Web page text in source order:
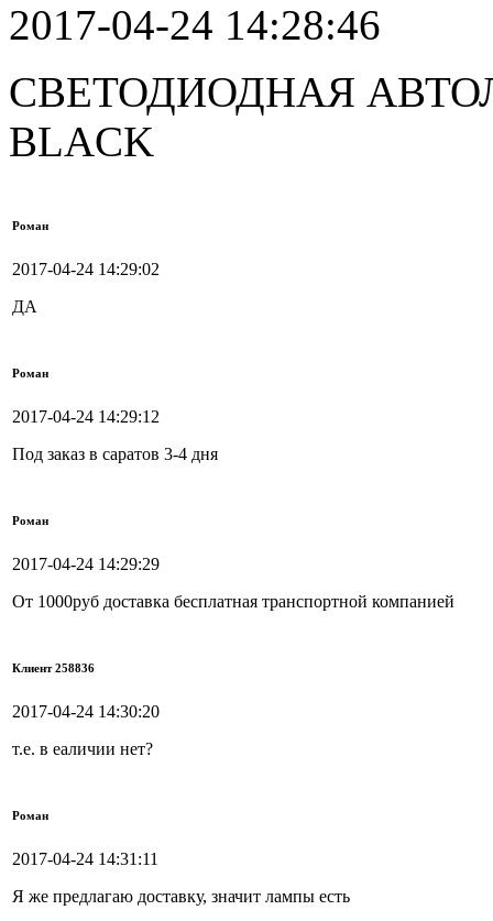
2017-04-24 14:28:46
СВЕТОДИОДНАЯ
BLACK
Роман
2017-04-24 14:29:02
ДА
Роман
2017-04-24 14:29:12
Под заказ в саратов 3-4 дня
Роман
2017-04-24 14:29:29
От 1000руб доставка бесплатная транспортной компанией
Клиент 258836
2017-04-24 14:30:20
т.е. в еаличии нет?
Роман
2017-04-24 14:31:11
Я же предлагаю доставку, значит лампы есть